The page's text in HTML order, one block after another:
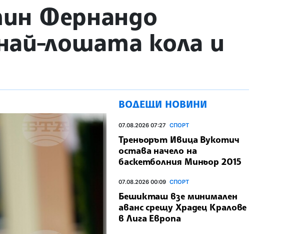
Фернандо
лошата кола и
ВОДЕЩИ НОВИНИ
07.08.2026 07:27 СПОРТ
Треньорът Ивица Вукотич
остава начело на
баскетболния Миньор 2015
07.08.2026 00:09 СПОРТ
Бешикташ взе минимален
аванс срещу Храдец Кралове
в Лига Европа